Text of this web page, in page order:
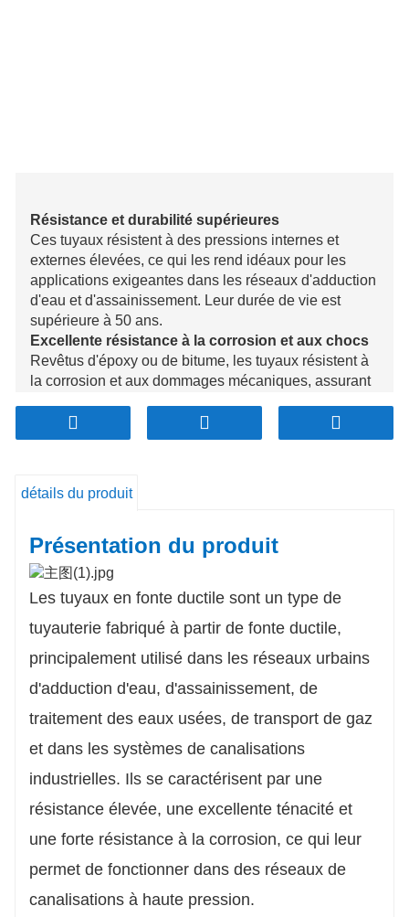
Résistance et durabilité supérieures
Ces tuyaux résistent à des pressions internes et
externes élevées, ce qui les rend idéaux pour les
applications exigeantes dans les réseaux d'adduction
d'eau et d'assainissement. Leur durée de vie est
supérieure à 50 ans.
Excellente résistance à la corrosion et aux chocs
Revêtus d'époxy ou de bitume, les tuyaux résistent à
la corrosion et aux dommages mécaniques, assurant
environnements difficiles, notamment dans les zones
à fort trafic et abrasives.
les pertes par frottement, améliorant ainsi le débit
d'exploitation.
Économique et nécessitant peu d'entretien
Sa conception robuste minimise les besoins
d'entretien et de remplacement, offrant ainsi une
solution rentable à long terme pour les projets
d'infrastructure de grande envergure.
Polyvalent et durable
Disponibles en différentes tailles, les tuyaux en fonte
drainage et à un usage industriel, et ils sont
entièrement recyclables, contribuant ainsi aux efforts
de développement durable.
détails du produit
Présentation du produit
Les tuyaux en fonte ductile sont un type de
tuyauterie fabriqué à partir de fonte ductile,
principalement utilisé dans les réseaux urbains
d'adduction d'eau, d'assainissement, de
traitement des eaux usées, de transport de gaz
et dans les systèmes de canalisations
industrielles. Ils se caractérisent par une
résistance élevée, une excellente ténacité et
une forte résistance à la corrosion, ce qui leur
permet de fonctionner dans des réseaux de
canalisations à haute pression.